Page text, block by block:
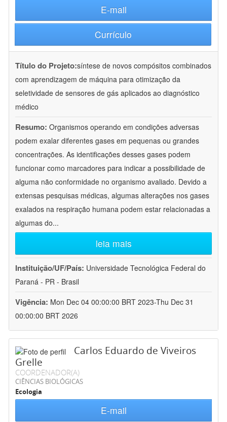
E-mail
Currículo
Título do Projeto:síntese de novos compósitos combinados
com aprendizagem de máquina para otimização da
seletividade de sensores de gás aplicados ao diagnóstico
médico
Resumo: Organismos operando em condições adversas
podem exalar diferentes gases em pequenas ou grandes
concentrações. As identificações desses gases podem
funcionar como marcadores para indicar a possibilidade de
alguma não conformidade no organismo avaliado. Devido a
extensas pesquisas médicas, algumas alterações nos gases
exalados na respiração humana podem estar relacionadas a
algumas do...
leia mais
Instituição/UF/País: Universidade Tecnológica Federal do
Paraná - PR - Brasil
Vigência: Mon Dec 04 00:00:00 BRT 2023-Thu Dec 31
00:00:00 BRT 2026
Carlos Eduardo de Viveiros
Grelle
COORDENADOR(A)
CIÊNCIAS BIOLÓGICAS
Ecologia
E-mail